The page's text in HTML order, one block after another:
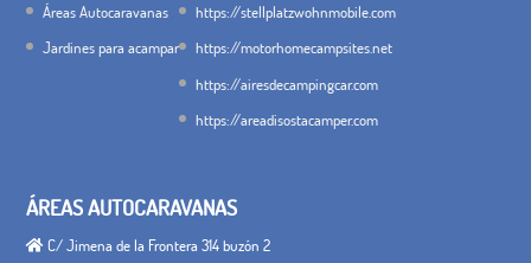
Áreas Autocaravanas
Jardines para acampar
https://stellplatzwohnmobile.com
https://motorhomecampsites.net
https://airesdecampingcar.com
https://areadisostacamper.com
ÁREAS AUTOCARAVANAS
C/ Jimena de la Frontera 314 buzón 2